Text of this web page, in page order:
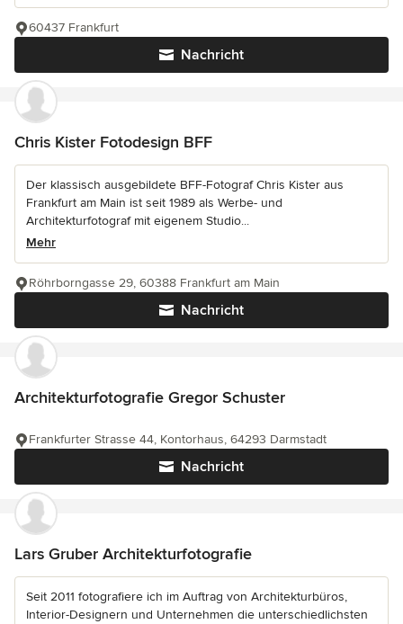
Nachricht
60437 Frankfurt
Chris Kister Fotodesign BFF
Der klassisch ausgebildete BFF-Fotograf Chris Kister aus
Frankfurt am Main ist seit 1989 als Werbe- und
Architekturfotograf mit eigenem Studio...
Mehr
Nachricht
Röhrborngasse 29, 60388 Frankfurt am Main
Architekturfotografie Gregor Schuster
Nachricht
Frankfurter Strasse 44, Kontorhaus, 64293 Darmstadt
Lars Gruber Architekturfotografie
Seit 2011 fotografiere ich im Auftrag von Architekturbüros,
Interior-Designern und Unternehmen die unterschiedlichsten